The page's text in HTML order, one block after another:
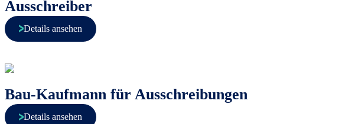
Ausschreiber
Details ansehen
Bau-Kaufmann für Ausschreibungen
Details ansehen